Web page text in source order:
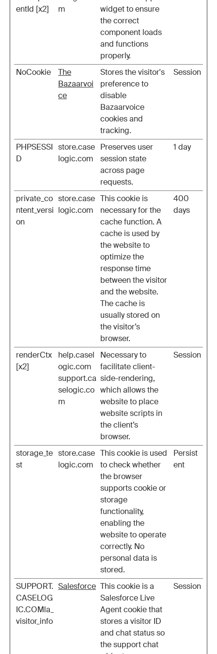
entId [x2]
m
widget to ensure
the correct
component loads
and functions
properly.
NoCookie
The
Bazaarvoi
ce
Stores the visitor's
preference to
disable
Bazaarvoice
cookies and
tracking.
Session
PHPSESSI
D
store.case
logic.com
Preserves user
session state
across page
requests.
1 day
private_co
ntent_versi
on
store.case
logic.com
This cookie is
necessary for the
cache function. A
cache is used by
the website to
optimize the
response time
between the visitor
and the website.
The cache is
usually stored on
the visitor’s
browser.
400
days
renderCtx
[x2]
help.casel
ogic.com
support.ca
selogic.co
m
Necessary to
facilitate client-
side-rendering,
which allows the
website to place
website scripts in
the client’s
browser.
Session
storage_te
st
store.case
logic.com
This cookie is used
to check whether
the browser
supports cookie or
storage
functionality,
enabling the
website to operate
correctly. No
personal data is
stored.
Persist
ent
SUPPORT.
CASELOG
IC.COMla_
visitor_info
Salesforce This cookie is a
Salesforce Live
Agent cookie that
stores a visitor ID
and chat status so
the support chat
Session